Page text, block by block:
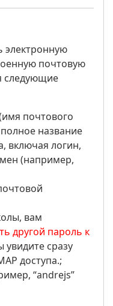
электронную
почтовую
следующие
почтового
название
включая логин,
(например,
вам
другой пароль к
увидите сразу
доступа.;
“andrejs”